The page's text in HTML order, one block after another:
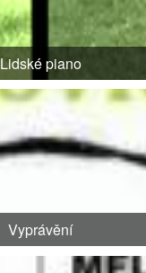
Lidské piano
Vyprávění